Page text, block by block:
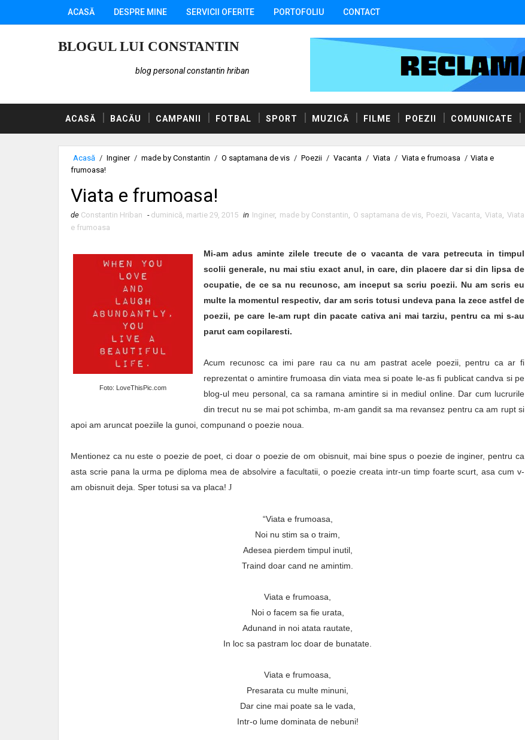
ACASĂ DESPRE MINE SERVICII OFERITE PORTOFOLIU CONTACT
BLOGUL LUI CONSTANTIN
blog personal constantin hriban
ACASĂ BACĂU CAMPANII FOTBAL SPORT MUZICĂ FILME POEZII COMUNICATE
Acasă / Inginer / made by Constantin / O saptamana de vis / Poezii / Vacanta / Viata / Viata e frumoasa / Viata e
frumoasa!
Viata e frumoasa!
de Constantin Hriban - duminică, martie 29, 2015 in Inginer, made by Constantin, O saptamana de vis, Poezii, Vacanta, Viata, Viata
e frumoasa
Foto: LoveThisPic.com
Mi-am adus aminte zilele trecute de o vacanta de vara petrecuta in timpul
scolii generale, nu mai stiu exact anul, in care, din placere dar si din lipsa de
ocupatie, de ce sa nu recunosc, am inceput sa scriu poezii. Nu am scris eu
multe la momentul respectiv, dar am scris totusi undeva pana la zece astfel de
poezii, pe care le-am rupt din pacate cativa ani mai tarziu, pentru ca mi s-au
parut cam copilaresti.
Acum recunosc ca imi pare rau ca nu am pastrat acele poezii, pentru ca ar fi
reprezentat o amintire frumoasa din viata mea si poate le-as fi publicat candva si pe
blog-ul meu personal, ca sa ramana amintire si in mediul online. Dar cum lucrurile
din trecut nu se mai pot schimba, m-am gandit sa ma revansez pentru ca am rupt si
apoi am aruncat poeziile la gunoi, compunand o poezie noua.
Mentionez ca nu este o poezie de poet, ci doar o poezie de om obisnuit, mai bine spus o poezie de inginer, pentru ca
asta scrie pana la urma pe diploma mea de absolvire a facultatii, o poezie creata intr-un timp foarte scurt, asa cum v-
am obisnuit deja. Sper totusi sa va placa! J
“Viata e frumoasa,
Noi nu stim sa o traim,
Adesea pierdem timpul inutil,
Traind doar cand ne amintim.
Viata e frumoasa,
Noi o facem sa fie urata,
Adunand in noi atata rautate,
In loc sa pastram loc doar de bunatate.
Viata e frumoasa,
Presarata cu multe minuni,
Dar cine mai poate sa le vada,
Intr-o lume dominata de nebuni!